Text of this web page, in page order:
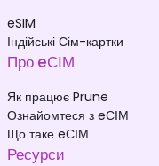
eSIM
Індійські Сім-картки
Про eСІМ
Як працює Prune
Ознайомтеся з eСІМ
Що таке eСІМ
Ресурси